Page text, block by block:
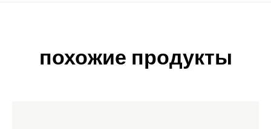
похожие продукты